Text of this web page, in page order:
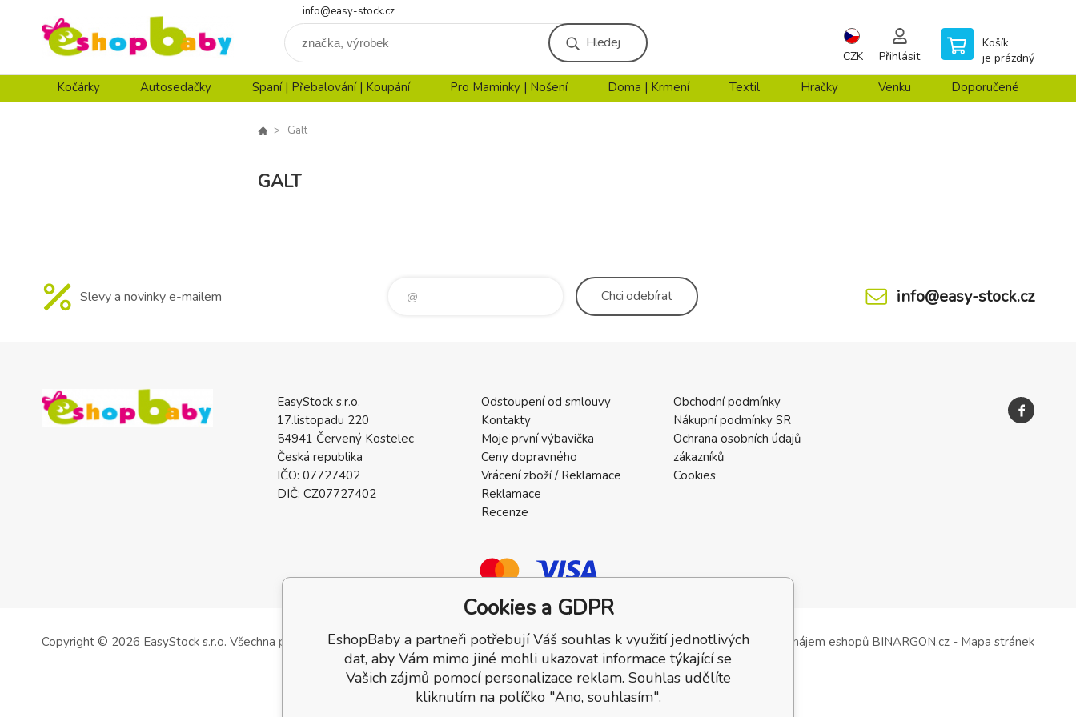
info@easy-stock.cz
Hledej
CZK Přihlásit
Košík
je prázdný
Kočárky Autosedačky Spaní | Přebalování | Koupání Pro Maminky | Nošení Doma | Krmení Textil Hračky Venku Doporučené
Galt
GALT
Slevy a novinky e-mailem Chciodebírat info@easy-stock.cz
EasyStock s.r.o.
17.listopadu 220
54941 Červený Kostelec
Česká republika
IČO: 07727402
DIČ: CZ07727402
Odstoupení od smlouvy
Kontakty
Moje první výbavička
Ceny dopravného
Vrácení zboží / Reklamace
Reklamace
Recenze
Obchodní podmínky
Nákupní podmínky SR
Ochrana osobních údajů
zákazníků
Cookies
Copyright © 2026 EasyStock s.r.o. Všechna práva vyhrazena. Tvorba a pronájem eshopů BINARGON.cz - Mapa stránek
Cookies a GDPR
EshopBaby a partneři potřebují Váš souhlas k využití jednotlivých
dat, aby Vám mimo jiné mohli ukazovat informace týkající se
Vašich zájmů pomocí personalizace reklam. Souhlas udělíte
kliknutím na políčko "Ano, souhlasím".